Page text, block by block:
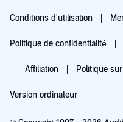
Conditions d'utilisation
Politique de confidentialité
Affiliation Politique
Version ordinateur